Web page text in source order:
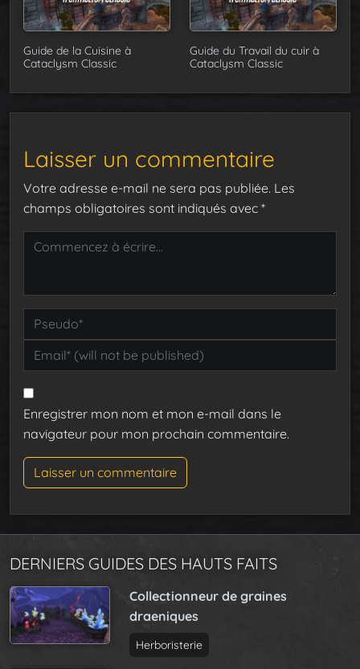
Guide de la Cuisine à
Cataclysm Classic
Guide du Travail du cuir à
Cataclysm Classic
Laisser un commentaire
Votre adresse e-mail ne sera pas publiée. Les
champs obligatoires sont indiqués avec *
Enregistrer mon nom et mon e-mail dans le
navigateur pour mon prochain commentaire.
DERNIERS GUIDES DES HAUTS FAITS
Collectionneur de graines
draeniques
Herboristerie